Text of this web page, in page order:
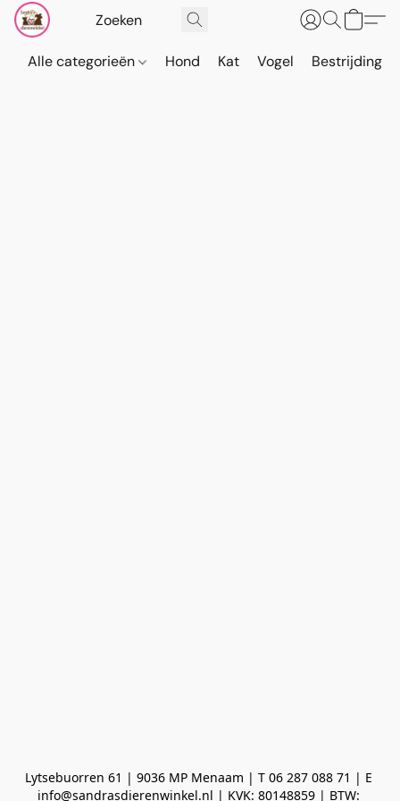
Alle categorieën Hond Kat Vogel Bestrijding
Lytsebuorren 61 | 9036 MP Menaam | T 06 287 088 71 | E
info@sandrasdierenwinkel.nl | KVK: 80148859 | BTW: